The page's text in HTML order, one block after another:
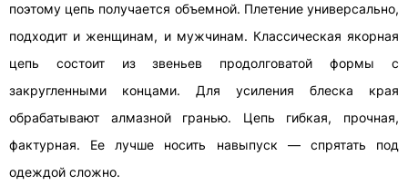
поэтому цепь получается объемной. Плетение универсально,
подходит и женщинам, и мужчинам. Классическая якорная
цепь состоит из звеньев продолговатой формы с
закругленными концами. Для усиления блеска края
обрабатывают алмазной гранью. Цепь гибкая, прочная,
фактурная. Ее лучше носить навыпуск — спрятать под
одеждой сложно.